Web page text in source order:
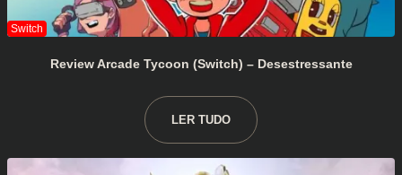
Review Arcade Tycoon (Switch) – Desestressante
LER TUDO